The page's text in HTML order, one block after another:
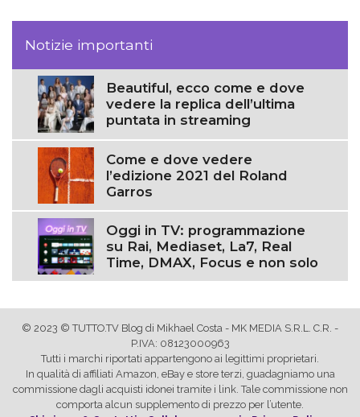
Notizie importanti
Beautiful, ecco come e dove
vedere la replica dell’ultima
puntata in streaming
Come e dove vedere
l’edizione 2021 del Roland
Garros
Oggi in TV: programmazione
su Rai, Mediaset, La7, Real
Time, DMAX, Focus e non solo
© 2023 © TUTTO.TV Blog di Mikhael Costa - MK MEDIA S.R.L. C.R. -
P.IVA: 08123000963
Tutti i marchi riportati appartengono ai legittimi proprietari.
In qualità di affiliati Amazon, eBay e store terzi, guadagniamo una
commissione dagli acquisti idonei tramite i link. Tale commissione non
comporta alcun supplemento di prezzo per l’utente.